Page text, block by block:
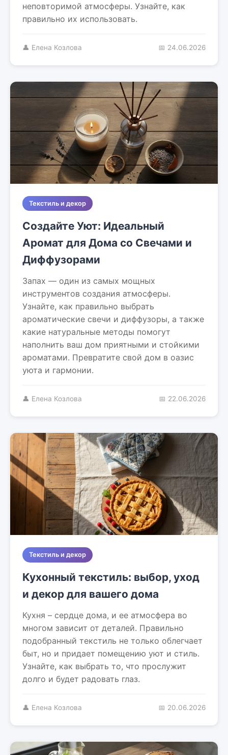
неповторимой атмосферы. Узнайте, как
правильно их использовать.
👤 Елена Козлова 📅 24.06.2026
Текстиль и декор
Создайте Уют: Идеальный
Аромат для Дома со Свечами и
Диффузорами
Запах — один из самых мощных
инструментов создания атмосферы.
Узнайте, как правильно выбрать
ароматические свечи и диффузоры, а также
какие натуральные методы помогут
наполнить ваш дом приятными и стойкими
ароматами. Превратите свой дом в оазис
уюта и гармонии.
👤 Елена Козлова 📅 22.06.2026
Текстиль и декор
Кухонный текстиль: выбор, уход
и декор для вашего дома
Кухня – сердце дома, и ее атмосфера во
многом зависит от деталей. Правильно
подобранный текстиль не только облегчает
быт, но и придает помещению уют и стиль.
Узнайте, как выбрать то, что прослужит
долго и будет радовать глаз.
👤 Елена Козлова 📅 20.06.2026